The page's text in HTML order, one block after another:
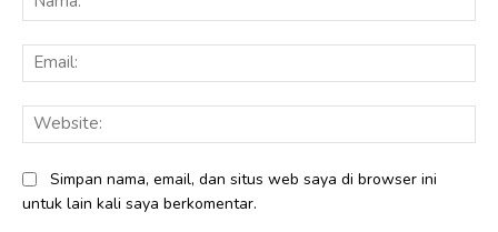
Simpan nama, email, dan situs web saya di browser ini
untuk lain kali saya berkomentar.